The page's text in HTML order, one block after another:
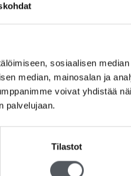
sosiaalisen
median, mainosalan ja
voivat yhdistää
palvelujaan.
Tilastot